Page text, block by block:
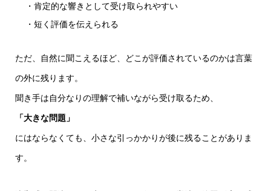
・肯定的な響きとして受け取られやすい
・短く評価を伝えられる
ただ、自然に聞こえるほど、どこが評価されているのかは言葉
の外に残ります。
聞き手は自分なりの理解で補いながら受け取るため、
「大きな問題」
にはならなくても、小さな引っかかりが後に残ることがありま
す。